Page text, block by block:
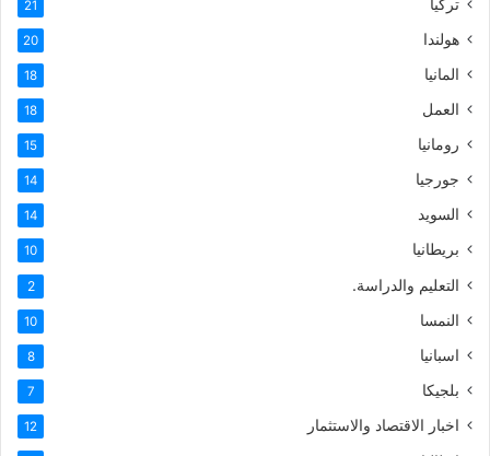
تركيا 21
هولندا 20
المانيا 18
العمل 18
رومانيا 15
جورجيا 14
السويد 14
بريطانيا 10
التعليم والدراسة. 2
النمسا 10
اسبانيا 8
بلجيكا 7
اخبار الاقتصاد والاستثمار 12